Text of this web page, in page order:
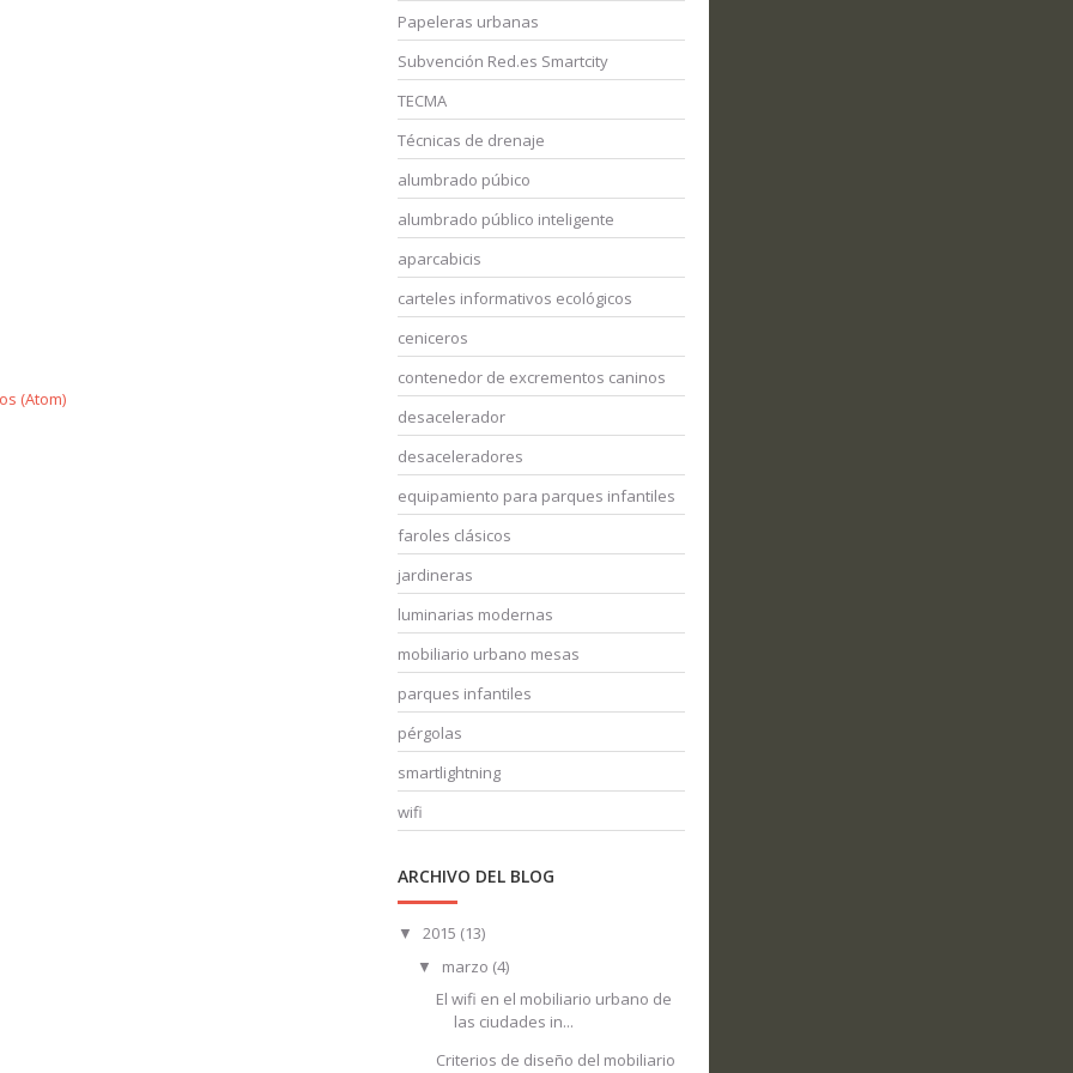
(Atom)
Papeleras urbanas
Subvención Red.es Smartcity
TECMA
Técnicas de drenaje
alumbrado púbico
alumbrado público inteligente
aparcabicis
carteles informativos ecológicos
ceniceros
contenedor de excrementos caninos
desacelerador
desaceleradores
equipamiento para parques infantiles
faroles clásicos
jardineras
luminarias modernas
mobiliario urbano mesas
parques infantiles
pérgolas
smartlightning
wifi
ARCHIVO DEL BLOG
▼ 2015 (13)
▼ marzo (4)
El wifi en el mobiliario urbano de
las ciudades in...
Criterios de diseño del mobiliario